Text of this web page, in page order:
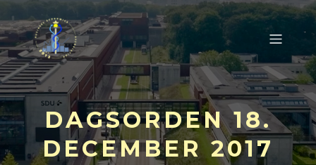
DAGSORDEN 18.
DECEMBER 2017